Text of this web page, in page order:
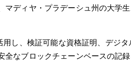
ディヤ・プラデーシュ州の大学
し、検証可能な資格証明、デジ
なブロックチェーンベースの記